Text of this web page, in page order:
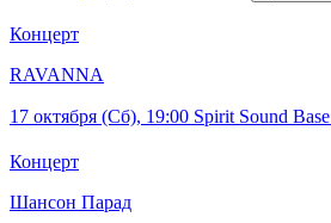
Концерт
RAVANNA
17 октября (Сб), 19:00 Spirit Sound Base
Концерт
Шансон Парад